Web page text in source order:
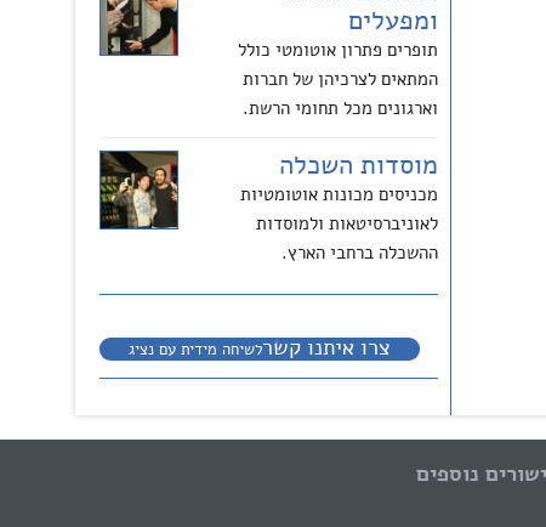
ומפעלים
תופרים פתרון אוטומטי כולל
המתאים לצרכיהן של חברות
וארגונים מכל תחומי הרשת.
מוסדות השכלה
מכניסים מכונות אוטומטיות
לאוניברסיטאות ולמוסדות
ההשכלה ברחבי הארץ.
צרו איתנו קשרלשיחה מידית עם נציג
נוספים